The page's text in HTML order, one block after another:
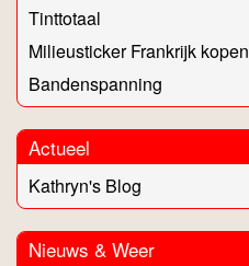
Tinttotaal
Milieusticker Frankrijk kopen
Bandenspanning
Actueel
Kathryn's Blog
Nieuws & Weer